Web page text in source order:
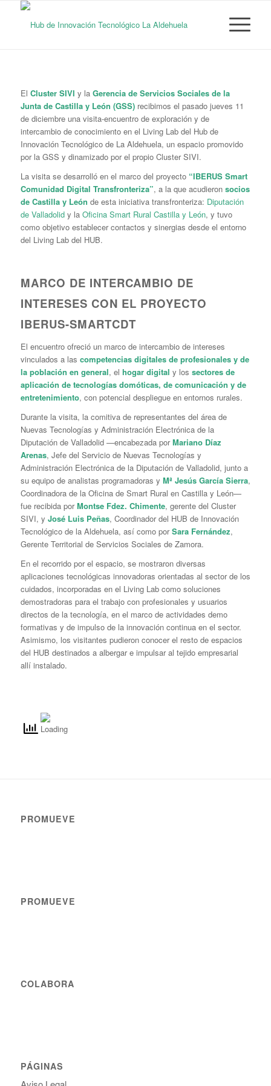
El Cluster SIVI y la Gerencia de Servicios Sociales de la
Junta de Castilla y León (GSS)recibimos el pasado jueves 11
de diciembre una visita-encuentro de exploración y de
intercambio de conocimiento en el Living Lab del Hub de
Innovación Tecnológico de La Aldehuela, un espacio promovido
por la GSS y dinamizado por el propio Cluster SIVI.
La visita se desarrolló en el marco del proyecto “IBERUS Smart
Comunidad Digital Transfronteriza”, a la que acudieron socios
de Castilla y León de esta iniciativa transfronteriza: Diputación
de Valladolidy la Oficina Smart Rural Castilla y León, y tuvo
como objetivo establecer contactos y sinergias desde el entorno
del Living Lab del HUB.
MARCO DE INTERCAMBIO DE
INTERESES CON EL PROYECTO
IBERUS-SMARTCDT
El encuentro ofreció un marco de intercambio de intereses
vinculados a las competencias digitales de profesionales y de
la población en general, el hogar digital y los sectores de
aplicación de tecnologías domóticas, de comunicación y de
entretenimiento, con potencial despliegue en entornos rurales.
Durante la visita, la comitiva de representantes del área de
Nuevas Tecnologías y Administración Electrónica de la
Diputación de Valladolid —encabezada porMariano Díaz
Arenas, Jefe del Servicio de Nuevas Tecnologías y
Administración Electrónica de la Diputación de Valladolid, junto a
su equipo de analistas programadoras y Mª Jesús García Sierra,
Coordinadora de la Oficina de Smart Rural en Castilla y León—
fue recibida porMontse Fdez. Chimente, gerente del Cluster
SIVI, y José Luis Peñas, Coordinador del HUB de Innovación
Tecnológico de la Aldehuela, así como porSara Fernández,
Gerente Territorial de Servicios Sociales de Zamora.
En el recorrido por el espacio, se mostraron diversas
aplicaciones tecnológicas innovadoras orientadas al sector de los
cuidados, incorporadas en el Living Lab como soluciones
demostradoras para el trabajo con profesionales y usuarios
directos de la tecnología, en el marco de actividades demo
formativas y de impulso de la innovación continua en el sector.
Asimismo, los visitantes pudieron conocer el resto de espacios
del HUB destinados a albergar e impulsar al tejido empresarial
allí instalado.
PROMUEVE
PROMUEVE
COLABORA
PÁGINAS